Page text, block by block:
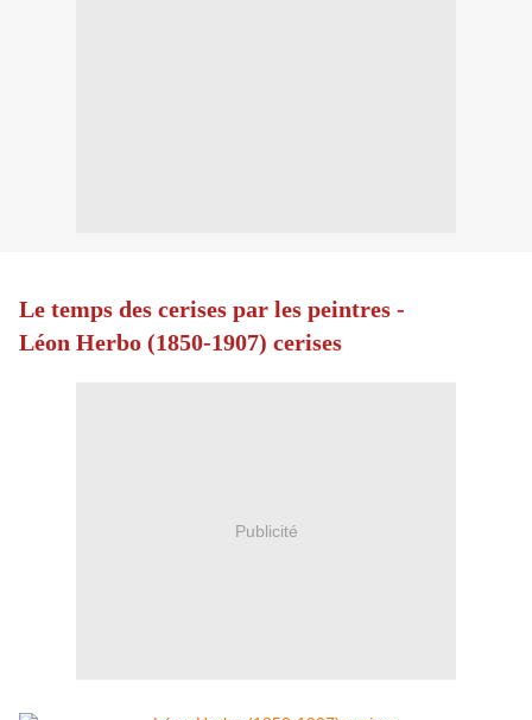
Le temps des cerises par les peintres -
Léon Herbo (1850-1907) cerises
Publicité